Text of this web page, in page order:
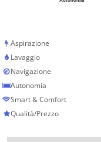
Aspirazione
Lavaggio
Navigazione
Autonomia
Smart & Comfort
Qualità/Prezzo